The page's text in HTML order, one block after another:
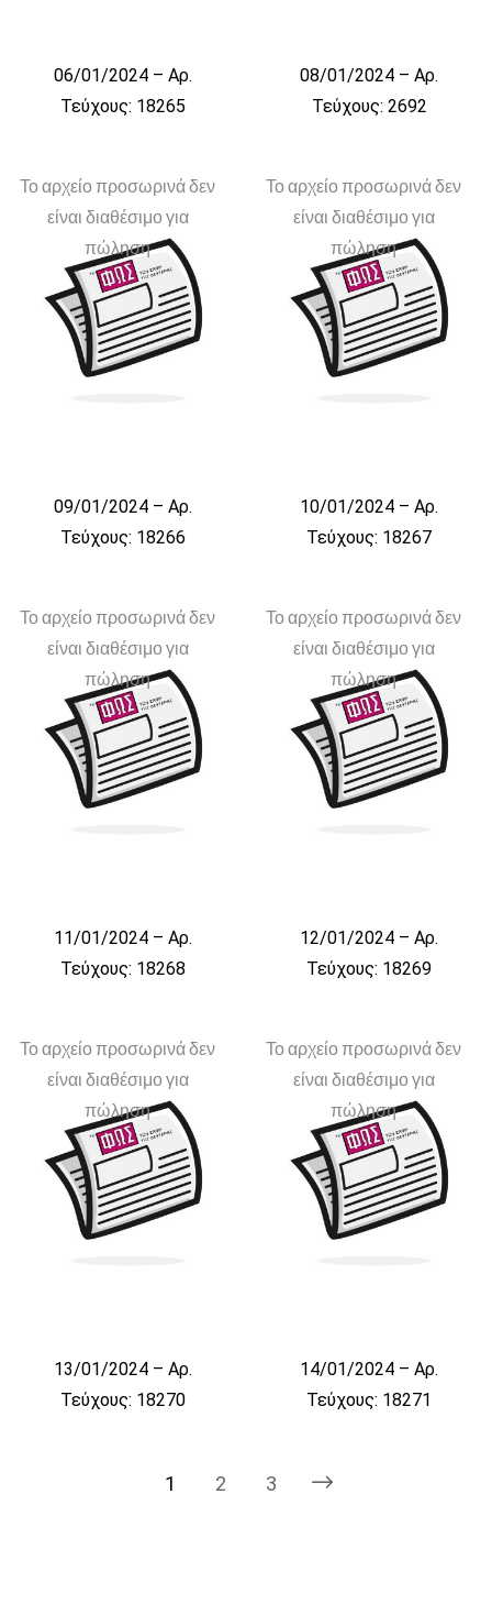
06/01/2024 – Αρ.
Τεύχους: 18265
08/01/2024 – Αρ.
Τεύχους: 2692
Το αρχείο προσωρινά δεν
είναι διαθέσιμο για
πώληση
09/01/2024 – Αρ.
Τεύχους: 18266
Το αρχείο προσωρινά δεν
είναι διαθέσιμο για
πώληση
10/01/2024 – Αρ.
Τεύχους: 18267
Το αρχείο προσωρινά δεν
είναι διαθέσιμο για
πώληση
11/01/2024 – Αρ.
Τεύχους: 18268
Το αρχείο προσωρινά δεν
είναι διαθέσιμο για
πώληση
12/01/2024 – Αρ.
Τεύχους: 18269
Το αρχείο προσωρινά δεν
είναι διαθέσιμο για
πώληση
13/01/2024 – Αρ.
Τεύχους: 18270
Το αρχείο προσωρινά δεν
είναι διαθέσιμο για
πώληση
14/01/2024 – Αρ.
Τεύχους: 18271
1 2 3